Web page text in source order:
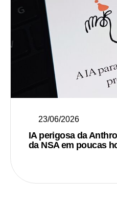
23/06/2026
IA perigosa da
da NSA em poucas